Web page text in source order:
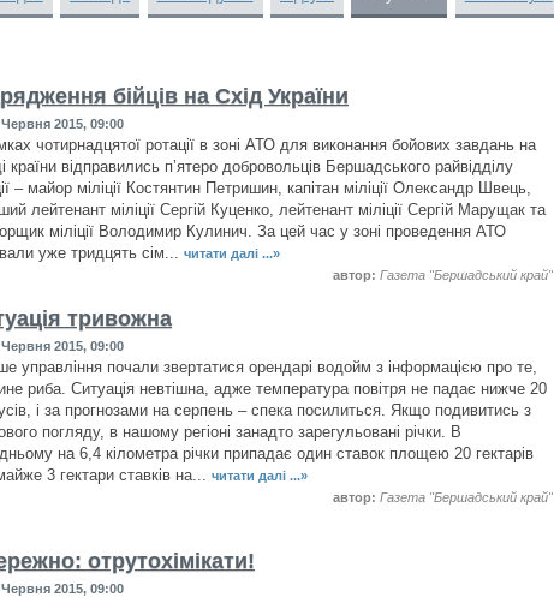
бійців на Схід України
Червня 2015, 09:00
чотирнадцятої ротації в зоні АТО для виконання бойових завдань на
країни відправились п’ятеро добровольців Бершадського райвідділу
– майор міліції Костянтин Петришин, капітан міліції Олександр Швець,
лейтенант міліції Сергій Куценко, лейтенант міліції Сергій Марущак та
міліції Володимир Кулинич. За цей час у зоні проведення АТО
уже тридцять сім...
читати далі ...»
автор: Газета "Бершадський край"
тривожна
Червня 2015, 09:00
управління почали звертатися орендарі водойм з інформацією про те,
риба. Ситуація невтішна, адже температура повітря не падає нижче 20
і за прогнозами на серпень – спека посилиться. Якщо подивитись з
погляду, в нашому регіоні занадто зарегульовані річки. В
на 6,4 кілометра річки припадає один ставок площею 20 гектарів
3 гектари ставків на...
читати далі ...»
автор: Газета "Бершадський край"
отрутохімікати!
Червня 2015, 09:00